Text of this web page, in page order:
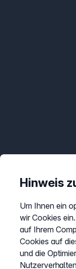
Hinweis
Um Ihnen ein
wir Cookies
auf Ihrem
Cookies auf
und die